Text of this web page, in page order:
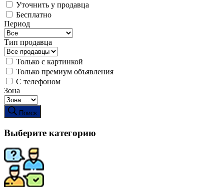
Уточнить у продавца
Бесплатно
Период
Тип продавца
Только с картинкой
Только премиум объявления
С телефоном
Зона
Поиск
Выберите категорию